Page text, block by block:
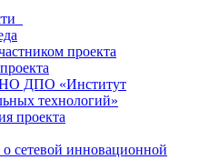
проекта
ДПО «Институт
технологий»
проекта
сетевой инновационной